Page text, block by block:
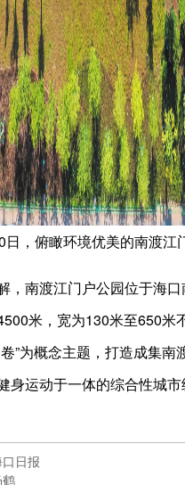
俯瞰环境优美的南渡江门
南渡江门户公园位于海口
米，宽为130米至650米
”为概念主题，打造成集南
身运动于一体的综合性城市
日报